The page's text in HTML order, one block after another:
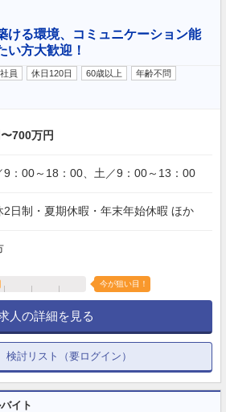
ける環境、コミュニケーション能
い方大歓迎！
員 休日120日 60歳以上
年齢不問
700万円
9：00～18：00、土／9：00～13：00
2日制・夏期休暇・年末年始休暇 ほか
今が狙い目！
人の詳細を見る
検討リスト（要ログイン）
イト